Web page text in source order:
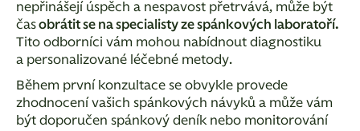
nepřinášejí úspěch a nespavost přetrvává, může být
časobrátit se na specialisty ze spánkových laboratoří.
Tito odborníci vám mohou nabídnout diagnostiku
a personalizované léčebné metody.
Během první konzultace se obvykle provede
zhodnocení vašich spánkových návyků a může vám
být doporučen spánkový deník nebo monitorování